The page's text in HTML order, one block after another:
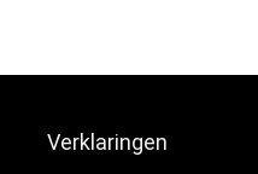
Verklaringen